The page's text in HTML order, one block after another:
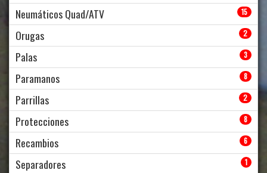
Neumáticos Quad/ATV 15
Orugas 2
Palas 3
Paramanos 8
Parrillas 2
Protecciones 8
Recambios 6
Separadores 1